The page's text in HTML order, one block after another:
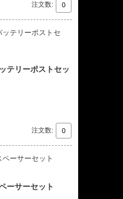
注文数:
リーポストセッ
注文数:
サーセット